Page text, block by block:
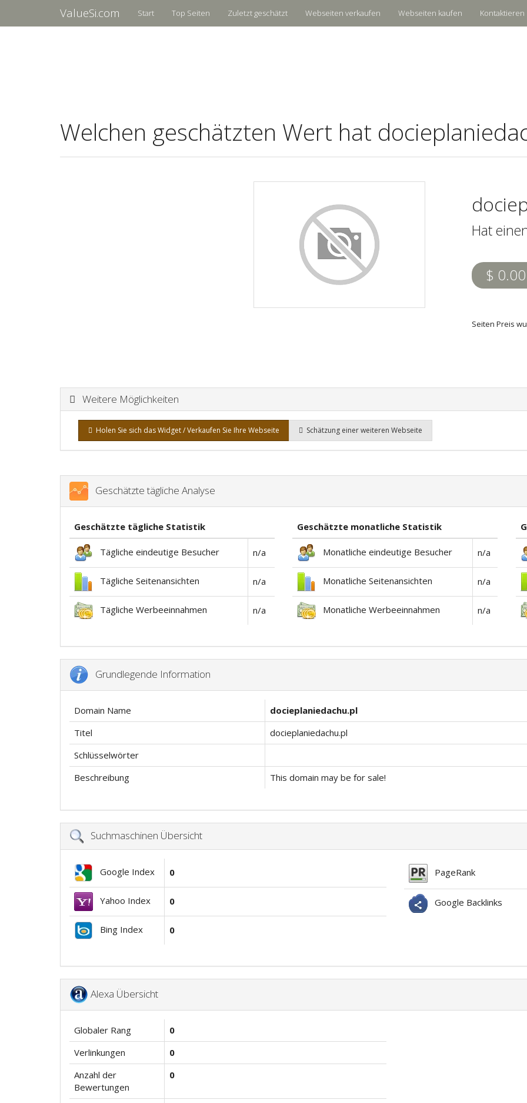
ValueSi.com Start Top Seiten Zuletzt geschätzt Webseiten verkaufen Webseiten kaufen Kontaktieren
Welchen geschätzten Wert hat
Hat
$ 0.00
Seiten Preis
Weitere Möglichkeiten
Holen Sie sich das Widget / Verkaufen Sie Ihre Webseite Schätzung einer weiteren Webseite
Geschätzte tägliche Analyse
Geschätzte tägliche Statistik
Tägliche eindeutige Besucher n/a
Tägliche Seitenansichten n/a
Tägliche Werbeeinnahmen n/a
Geschätzte monatliche Statistik
Monatliche eindeutige Besucher n/a
Monatliche Seitenansichten n/a
Monatliche Werbeeinnahmen n/a
Grundlegende Information
Domain Name
docieplaniedachu.pl
Titel
docieplaniedachu.pl
Schlüsselwörter
Beschreibung
This domain may be for sale!
Suchmaschinen Übersicht
Google Index 0
Yahoo Index 0
Bing Index 0
PageRank
Google Backlinks
Alexa Übersicht
Globaler Rang
0
Verlinkungen
0
Anzahl der
Bewertungen
0